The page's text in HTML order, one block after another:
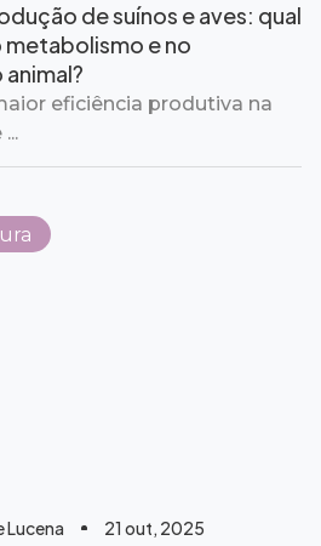
de suínos e aves: qual
e no
eficiência produtiva na
Lucena 21 out, 2025